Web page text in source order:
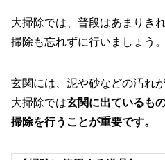
大掃除では、普段はあまりき
掃除も忘れずに行いましょう。
玄関には、泥や砂などの汚れ
大掃除では玄関に出ているも
掃除を行うことが重要です。